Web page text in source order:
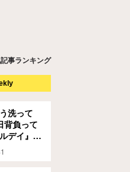
事ランキング
洗って
負って
デイ』